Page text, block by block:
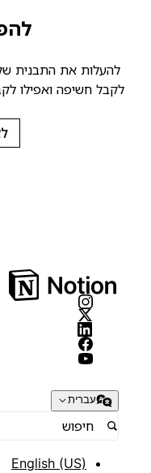
לקבל חשיפה ואפילו לקבל
עברית
English (US)